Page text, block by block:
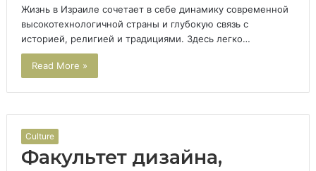
Жизнь в Израиле сочетает в себе динамику современной
высокотехнологичной страны и глубокую связь с
историей, религией и традициями. Здесь легко…
Read More »
Culture
Факультет дизайна,